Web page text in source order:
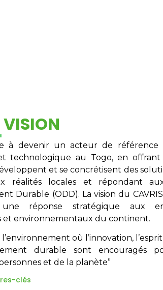
VISION
à devenir un acteur de référence
technologique au Togo, en
et se concrétisent des
réalités locales et répondant
Durable (ODD). La vision du
une réponse stratégique aux
et environnementaux du continent.
l’environnement où l’innovation,
durable sont encouragés
et de la planète”
clés